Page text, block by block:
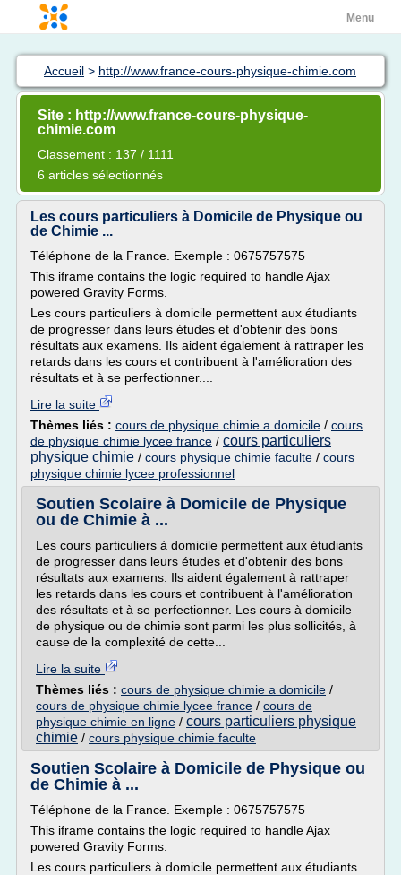
Menu
Accueil > http://www.france-cours-physique-chimie.com
Site : http://www.france-cours-physique-
chimie.com
Classement : 137 / 1111
6 articles sélectionnés
Les cours particuliers à Domicile de Physique ou
de Chimie ...
Téléphone de la France. Exemple : 0675757575
This iframe contains the logic required to handle Ajax
powered Gravity Forms.
Les cours particuliers à domicile permettent aux étudiants
de progresser dans leurs études et d'obtenir des bons
résultats aux examens. Ils aident également à rattraper les
retards dans les cours et contribuent à l'amélioration des
résultats et à se perfectionner....
Lire la suite
Thèmes liés : cours de physique chimie a domicile / cours
de physique chimie lycee france / cours particuliers
physique chimie / cours physique chimie faculte / cours
physique chimie lycee professionnel
Soutien Scolaire à Domicile de Physique
ou de Chimie à ...
Les cours particuliers à domicile permettent aux étudiants
de progresser dans leurs études et d'obtenir des bons
résultats aux examens. Ils aident également à rattraper
les retards dans les cours et contribuent à l'amélioration
des résultats et à se perfectionner. Les cours à domicile
de physique ou de chimie sont parmi les plus sollicités, à
cause de la complexité de cette...
Lire la suite
Thèmes liés : cours de physique chimie a domicile /
cours de physique chimie lycee france / cours de
physique chimie en ligne / cours particuliers physique
chimie / cours physique chimie faculte
Soutien Scolaire à Domicile de Physique ou
de Chimie à ...
Téléphone de la France. Exemple : 0675757575
This iframe contains the logic required to handle Ajax
powered Gravity Forms.
Les cours particuliers à domicile permettent aux étudiants